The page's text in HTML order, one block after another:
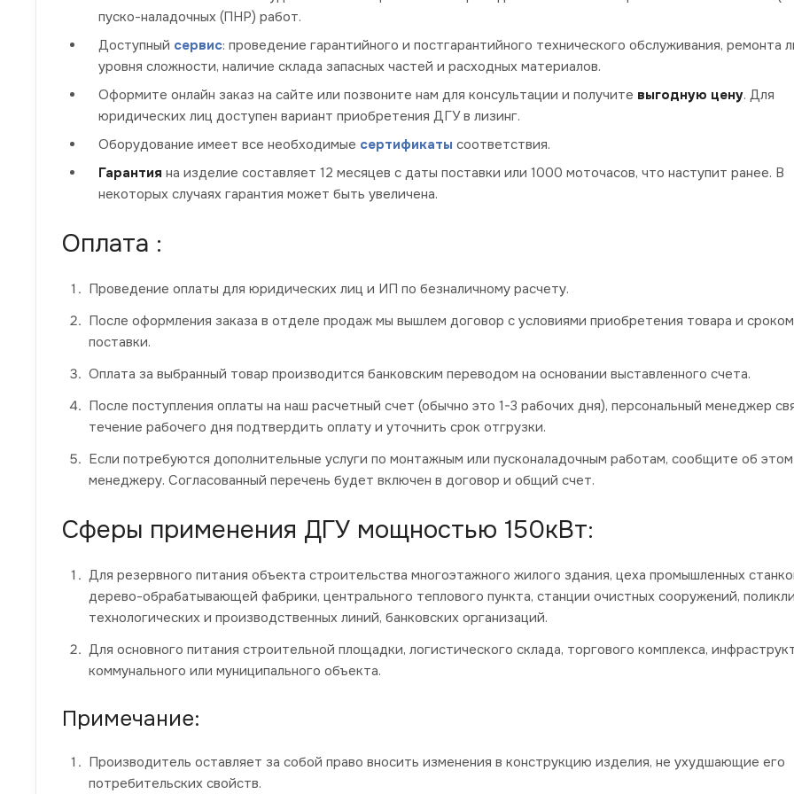
пуско-наладочных (ПНР) работ.
Доступный сервис: проведение гарантийного и постгарантийного технического обслуживания, ремонта
уровня сложности, наличие склада запасных частей и расходных материалов.
Оформите онлайн заказ на сайте или позвоните нам для консультации и получите выгодную цену. Для
юридических лиц доступен вариант приобретения ДГУ в лизинг.
Оборудование имеет все необходимые сертификаты соответствия.
Гарантия на изделие составляет 12 месяцев с даты поставки или 1000 моточасов, что наступит ранее. В
некоторых случаях гарантия может быть увеличена.
Оплата :
Проведение оплаты для юридических лиц и ИП по безналичному расчету.
После оформления заказа в отделе продаж мы вышлем договор с условиями приобретения товара и сроком
поставки.
Оплата за выбранный товар производится банковским переводом на основании выставленного счета.
После поступления оплаты на наш расчетный счет (обычно это 1-3 рабочих дня), персональный менеджер
течение рабочего дня подтвердить оплату и уточнить срок отгрузки.
Если потребуются дополнительные услуги по монтажным или пусконаладочным работам, сообщите об этом
менеджеру. Согласованный перечень будет включен в договор и общий счет.
Сферы применения ДГУ мощностью 150кВт:
Для резервного питания объекта строительства многоэтажного жилого здания, цеха промышленных
дерево-обрабатывающей фабрики, центрального теплового пункта, станции очистных сооружений,
технологических и производственных линий, банковских организаций.
Для основного питания строительной площадки, логистического склада, торгового комплекса,
коммунального или муниципального объекта.
Примечание:
Производитель оставляет за собой право вносить изменения в конструкцию изделия, не ухудшающие его
потребительских свойств.